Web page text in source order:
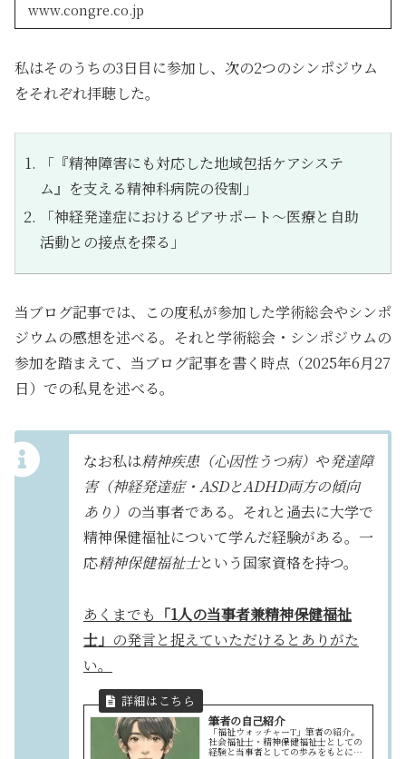
www.congre.co.jp
私はそのうちの3日目に参加し、次の2つのシンポジウム
をそれぞれ拝聴した。
「『精神障害にも対応した地域包括ケアシステ
ム』を支える精神科病院の役割」
「神経発達症におけるピアサポート～医療と自助
活動との接点を探る」
当ブログ記事では、この度私が参加した学術総会やシンポ
ジウムの感想を述べる。それと学術総会・シンポジウムの
参加を踏まえて、当ブログ記事を書く時点（2025年6月27
日）での私見を述べる。
なお私は精神疾患（心因性うつ病） や発達障
害（神経発達症・ASDとADHD両方の傾向
あり） の当事者である。それと過去に大学で
精神保健福祉について学んだ経験がある。一
応精神保健福祉士という国家資格を持つ。
あくまでも 「1人の当事者兼精神保健福祉
士」 の発言と捉えていただけるとありがた
い。
筆者の自己紹介
「福祉ウォッチャーT」筆者の紹介。
社会福祉士・精神保健福祉士としての
経験と当事者としての歩みをもとに、